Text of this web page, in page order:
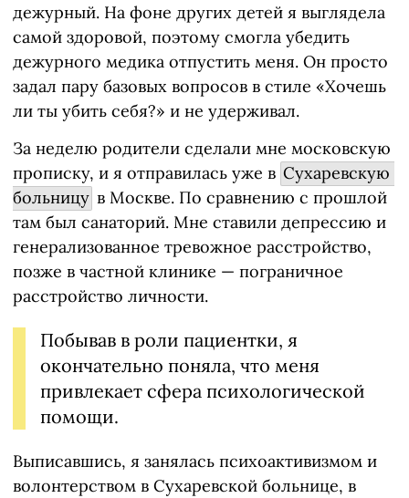
дежурный. На фоне других детей я выглядела
самой здоровой, поэтому смогла убедить
дежурного медика отпустить меня. Он просто
задал пару базовых вопросов в стиле «Хочешь
ли ты убить себя?» и не удерживал.
За неделю родители сделали мне московскую
прописку, и я отправилась уже в Сухаревскую
больницу в Москве. По сравнению с прошлой
там был санаторий. Мне ставили депрессию и
генерализованное тревожное расстройство,
позже в частной клинике — пограничное
расстройство личности.
Побывав в роли пациентки, я
окончательно поняла, что меня
привлекает сфера психологической
помощи.
Выписавшись, я занялась психоактивизмом и
волонтерством в Сухаревской больнице, в